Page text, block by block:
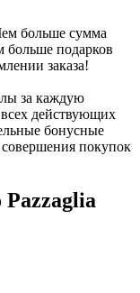
больше сумма
больше подарков
заказа!
за каждую
действующих
бонусные
покупок